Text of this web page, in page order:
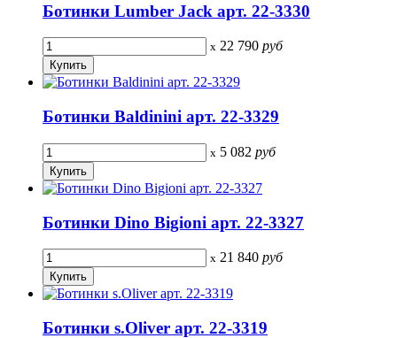
Ботинки Lumber Jack арт. 22-3330
x 22 790 руб
Ботинки Baldinini арт. 22-3329
x 5 082 руб
Ботинки Dino Bigioni арт. 22-3327
x 21 840 руб
Ботинки s.Oliver арт. 22-3319